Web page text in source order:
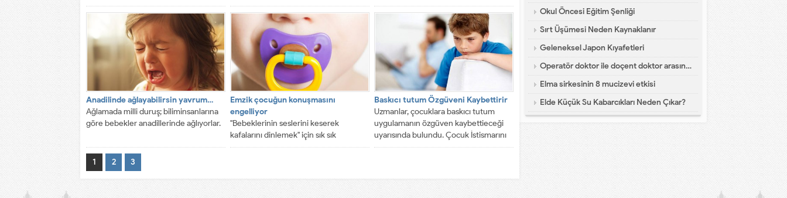
küçük yaştaki kardeşlerinin çatışmaları
hemen her...
beslenme saatleridir.
Amerikan Ulusal Tıp Kütüphanesi
uzmanları, bebeğiniz...
Anadilinde ağlayabilirsin yavrum…
Ağlamada milli duruş; biliminsanlarına
göre bebekler anadillerinde ağlıyorlar.
Emzik çocuğun konuşmasını
engelliyor
"Bebeklerinin seslerini keserek
kafalarını dinlemek" için sık sık
ağızlarına emzik veren anneler, aslında
Baskıcı tutum Özgüveni Kaybettirir
Uzmanlar, çocuklara baskıcı tutum
uygulamanın özgüven kaybettieceği
uyarısında bulundu. Çocuk İstismarını
ve İhmalini Önleme Derneği...
1
2 3
Okul Öncesi Eğitim Şenliği
Sırt Üşümesi Neden Kaynaklanır
Geleneksel Japon Kıyafetleri
Operatör doktor ile doçent doktor arasındaki fark?
Elma sirkesinin 8 mucizevi etkisi
Elde Küçük Su Kabarcıkları Neden Çıkar?